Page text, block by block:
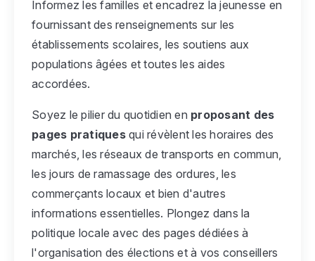
Informez les familles et encadrez la jeunesse en
fournissant des renseignements sur les
établissements scolaires, les soutiens aux
populations âgées et toutes les aides
accordées.
Soyez le pilier du quotidien en proposant des
pages pratiquesqui révèlent les horaires des
marchés, les réseaux de transports en commun,
les jours de ramassage des ordures, les
commerçants locaux et bien d'autres
informations essentielles. Plongez dans la
politique locale avec des pages dédiées à
l'organisation des élections et à vos conseillers